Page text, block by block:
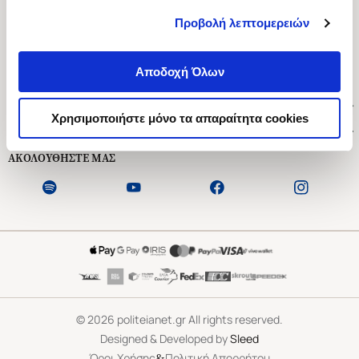
Προβολή λεπτομερειών
Αποδοχή Όλων
Χρησιμοποιήστε μόνο τα απαραίτητα cookies
Ασκληπιού 1-3, Αθήνα 106 79
Δευτέρα - Παρασκευή 09:00-21:00
Εξυπηρέτηση Πελατών
ΑΚΟΛΟΥΘΗΣΤΕ ΜΑΣ
©2026 politeianet.gr All rights reserved.
Designed & Developed bySleed